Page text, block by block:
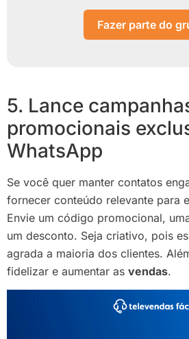
Fazer parte do
5. Lance
promocionais
WhatsApp
Se você quer manter contatos
fornecer conteúdo relevante para
Envie um código promocional,
um desconto. Seja criativo, pois
agrada a maioria dos clientes.
fidelizar e aumentar as vendas.